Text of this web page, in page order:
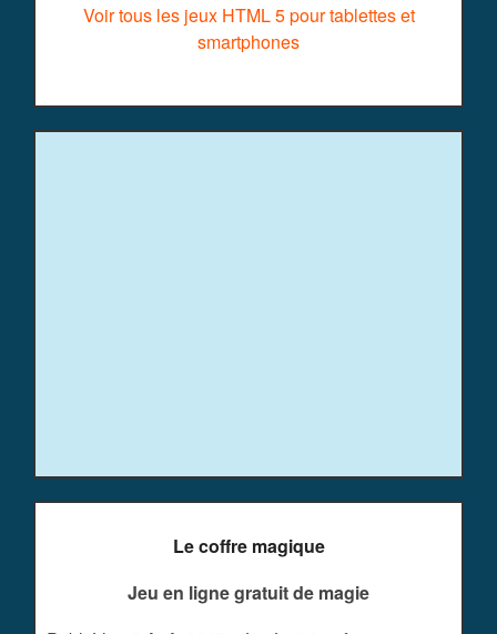
Voir tous les jeux HTML 5 pour tablettes et
smartphones
Le coffre magique
Jeu en ligne gratuit de magie